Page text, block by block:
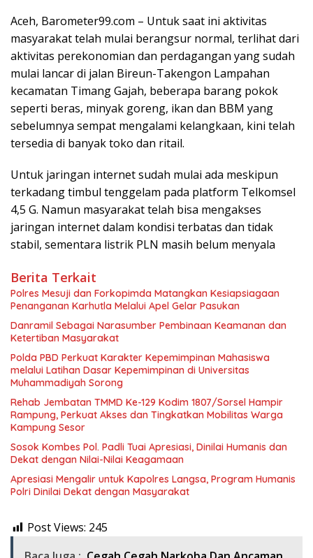
Aceh, Barometer99.com – Untuk saat ini aktivitas
masyarakat telah mulai berangsur normal, terlihat dari
aktivitas perekonomian dan perdagangan yang sudah
mulai lancar di jalan Bireun-Takengon Lampahan
kecamatan Timang Gajah, beberapa barang pokok
seperti beras, minyak goreng, ikan dan BBM yang
sebelumnya sempat mengalami kelangkaan, kini telah
tersedia di banyak toko dan ritail.
Untuk jaringan internet sudah mulai ada meskipun
terkadang timbul tenggelam pada platform Telkomsel
4,5 G. Namun masyarakat telah bisa mengakses
jaringan internet dalam kondisi terbatas dan tidak
stabil, sementara listrik PLN masih belum menyala
Berita Terkait
Polres Mesuji dan Forkopimda Matangkan Kesiapsiagaan
Penanganan Karhutla Melalui Apel Gelar Pasukan
Danramil Sebagai Narasumber Pembinaan Keamanan dan
Ketertiban Masyarakat
Polda PBD Perkuat Karakter Kepemimpinan Mahasiswa
melalui Latihan Dasar Kepemimpinan di Universitas
Muhammadiyah Sorong
Rehab Jembatan TMMD Ke-129 Kodim 1807/Sorsel Hampir
Rampung, Perkuat Akses dan Tingkatkan Mobilitas Warga
Kampung Sesor
Sosok Kombes Pol. Padli Tuai Apresiasi, Dinilai Humanis dan
Dekat dengan Nilai-Nilai Keagamaan
Apresiasi Mengalir untuk Kapolres Langsa, Program Humanis
Polri Dinilai Dekat dengan Masyarakat
Post Views: 245